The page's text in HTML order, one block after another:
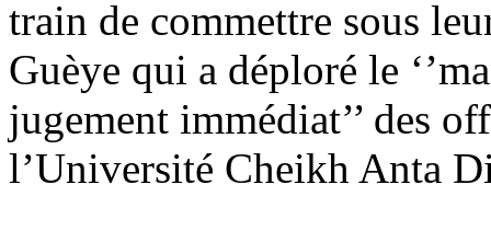
train de commettre sous
Guèye qui a déploré le
jugement immédiat’’ des
l’Université Cheikh Anta